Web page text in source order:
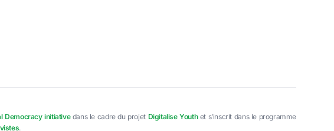
Democracy initiativedans le cadre du projet Digitalise Youthet s’inscrit dans le programme
.